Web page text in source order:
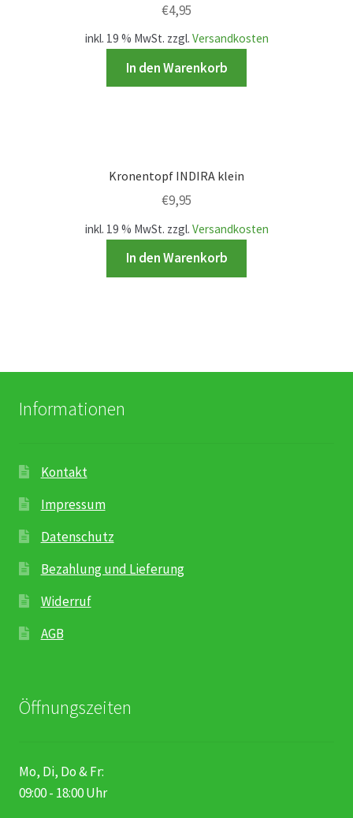
€4,95
inkl. 19 % MwSt. zzgl. Versandkosten
In den Warenkorb
Kronentopf INDIRA klein
€9,95
inkl. 19 % MwSt. zzgl. Versandkosten
In den Warenkorb
Informationen
Kontakt
Impressum
Datenschutz
Bezahlung und Lieferung
Widerruf
AGB
Öffnungszeiten
Mo, Di, Do & Fr:
09:00 - 18:00 Uhr